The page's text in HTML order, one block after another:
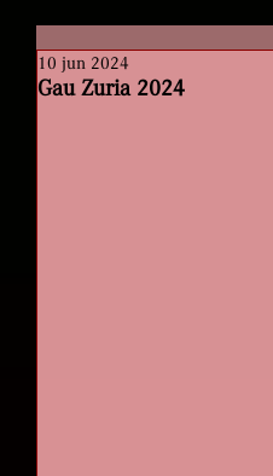
Gau Zuria 2024
10 jun 2024